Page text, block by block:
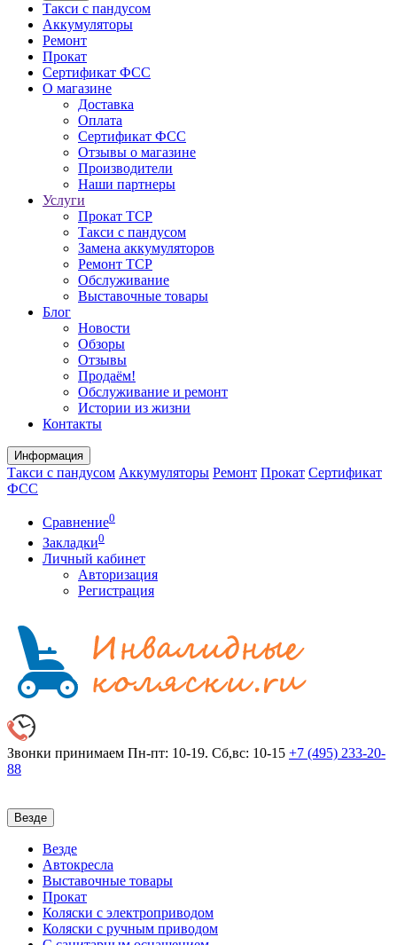
Такси с пандусом
Аккумуляторы
Ремонт
Прокат
Сертификат ФСС
О магазине
Доставка
Оплата
Сертификат ФСС
Отзывы о магазине
Производители
Наши партнеры
Услуги
Прокат ТСР
Такси с пандусом
Замена аккумуляторов
Ремонт ТСР
Обслуживание
Выставочные товары
Блог
Новости
Обзоры
Отзывы
Продаём!
Обслуживание и ремонт
Истории из жизни
Контакты
Информация
Такси с пандусом Аккумуляторы Ремонт Прокат Сертификат
ФСС
Сравнение0
Закладки0
Личный кабинет
Авторизация
Регистрация
Звонки принимаем Пн-пт: 10-19. Сб,вс: 10-15 +7 (495) 233-20-
88
Везде
Везде
Автокресла
Выставочные товары
Прокат
Коляски с электроприводом
Коляски с ручным приводом